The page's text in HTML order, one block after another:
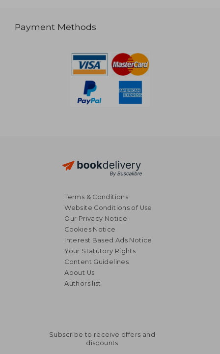
Payment Methods
Terms & Conditions
Website Conditions of Use
Our Privacy Notice
Cookies Notice
Interest Based Ads Notice
Your Statutory Rights
Content Guidelines
About Us
Authors list
Subscribe to receive offers and
discounts